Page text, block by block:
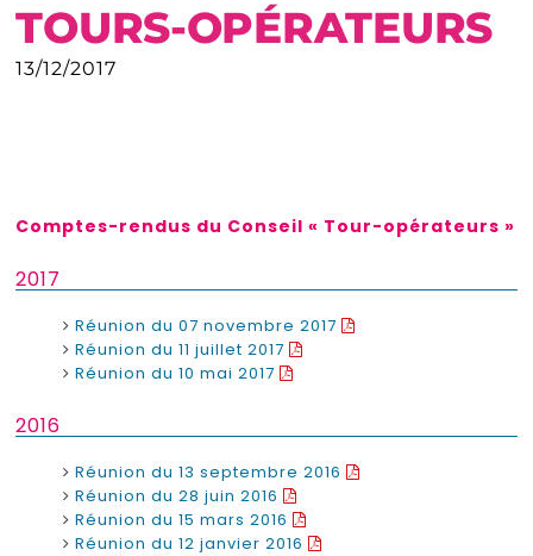
TOURS-OPÉRATEURS
13/12/2017
Comptes-rendus du Conseil « Tour-opérateurs »
2017
Réunion du 07 novembre 2017
Réunion du 11 juillet 2017
Réunion du 10 mai 2017
2016
Réunion du 13 septembre 2016
Réunion du 28 juin 2016
Réunion du 15 mars 2016
Réunion du 12 janvier 2016